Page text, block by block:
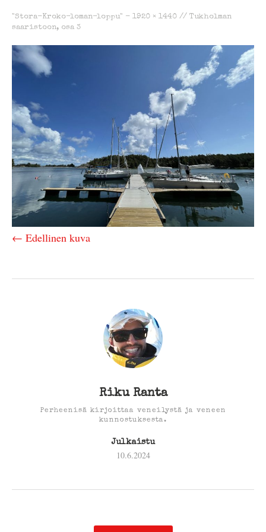
"Stora-Kroko-loman-loppu" - 1920 × 1440 // Tukholman
saaristoon, osa 3
← Edellinen kuva
Riku Ranta
Perheenisä kirjoittaa veneilystä ja veneen
kunnostuksesta.
Julkaistu
10.6.2024